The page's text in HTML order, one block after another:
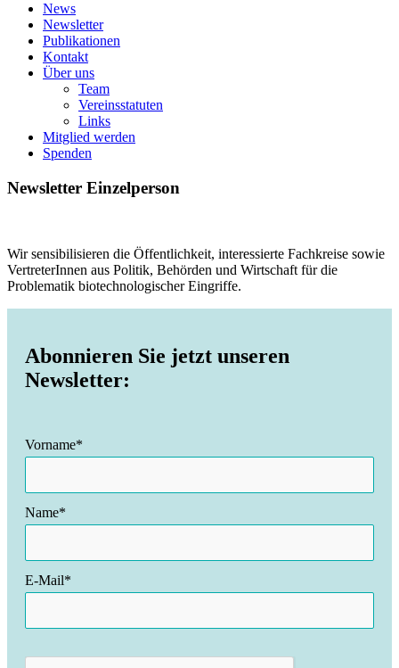
News
Newsletter
Publikationen
Kontakt
Über uns
Team
Vereinsstatuten
Links
Mitglied werden
Spenden
Newsletter Einzelperson
Wir sensibilisieren die Öffentlichkeit, interessierte Fachkreise sowie
VertreterInnen aus Politik, Behörden und Wirtschaft für die
Problematik biotechnologischer Eingriffe.
Abonnieren Sie jetzt unseren
Newsletter:
Vorname*
Name*
E-Mail*